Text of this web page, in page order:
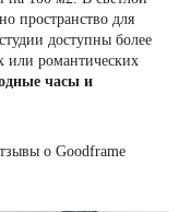
пространство для
доступны более
или романтических
часы и
о Goodframe